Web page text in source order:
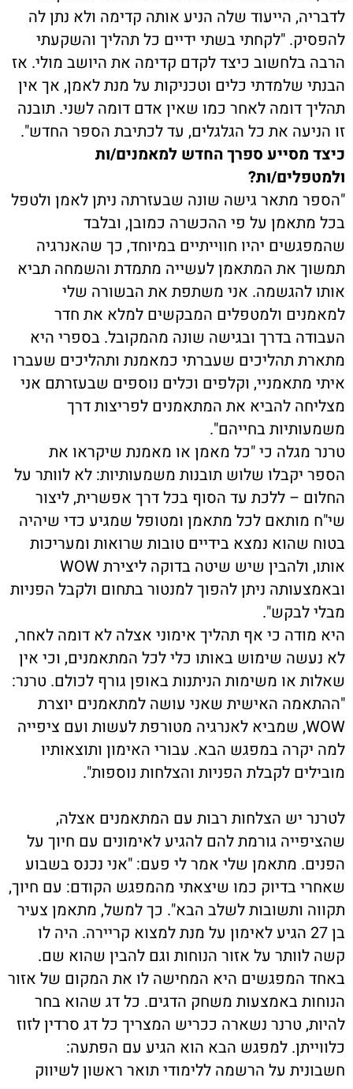
לדבריה, הייעוד שלה הניע אותה קדימה ולא נתן לה
להפסיק. "לקחתי בשתי ידיים כל תהליך והשקעתי
הרבה בלחשוב כיצד לקדם קדימה את היושב מולי. אז
הבנתי שלמדתי כלים וטכניקות על מנת לאמן, אך אין
תהליך דומה לאחר כמו שאין אדם דומה לשני. תובנה
זו הניעה את כל הגלגלים, עד לכתיבת הספר החדש".
כיצד מסייע ספרך החדש למאמנים/ות
ולמטפלים/ות?
"הספר מתאר גישה שונה שבעזרתה ניתן לאמן ולטפל
בכל מתאמן על פי ההכשרה כמובן, ובלבד
שהמפגשים יהיו חווייתיים במיוחד, כך שהאנרגיה
תמשוך את המתאמן לעשייה מתמדת והשמחה תביא
אותו להגשמה. אני משתפת את הבשורה שלי
למאמנים ולמטפלים המבקשים למלא את חדר
העבודה בדרך ובגישה שונה מהמקובל. בספרי היא
מתארת תהליכים שעברתי כמאמנת ותהליכים שעברו
איתי מתאמניי, וקלפים וכלים נוספים שבעזרתם אני
מצליחה להביא את המתאמנים לפריצות דרך
משמעותיות בחייהם".
טרנר מגלה כי "כל מאמן או מאמנת שיקראו את
הספר יקבלו שלוש תובנות משמעותיות: לא לוותר על
החלום – ללכת עד הסוף בכל דרך אפשרית, ליצור
שי"ח מותאם לכל מתאמן ומטופל שמגיע כדי שיהיה
בטוח שהוא נמצא בידיים טובות שרואות ומעריכות
אותו, ולהבין שיש שיטה בדוקה ליצירת WOW
ובאמצעותה ניתן להפוך למנטור בתחום ולקבל הפניות
מבלי לבקש".
היא מודה כי אף תהליך אימוני אצלה לא דומה לאחר,
לא נעשה שימוש באותו כלי לכל המתאמנים, וכי אין
שאלות או משימות הניתנות באופן גורף לכולם. טרנר:
"ההתאמה האישית שאני עושה למתאמנים יוצרת
WOW, שמביא לאנרגיה מטורפת לעשות ועם ציפייה
למה יקרה במפגש הבא. עבורי האימון ותוצאותיו
מובילים לקבלת הפניות והצלחות נוספות".
לטרנר יש הצלחות רבות עם המתאמנים אצלה,
שהציפייה גורמת להם להגיע לאימונים עם חיוך על
הפנים. מתאמן שלי אמר לי פעם: "אני נכנס בשבוע
שאחרי בדיוק כמו שיצאתי מהמפגש הקודם: עם חיוך,
תקווה ותשובות לשלב הבא". כך למשל, מתאמן צעיר
בן 27 הגיע לאימון על מנת למצוא קריירה. היה לו
קשה לוותר על אזור הנוחות וגם להבין שהוא שם.
באחד המפגשים היא המחישה לו את המקום של אזור
הנוחות באמצעות משחק הדגים. כל דג שהוא בחר
להיות, טרנר נשארה ככריש המצריך כל דג סרדין לזוז
כלווייתן. למפגש הבא הוא הגיע עם הפתעה:
חשבונית על הרשמה ללימודי תואר ראשון לשיווק